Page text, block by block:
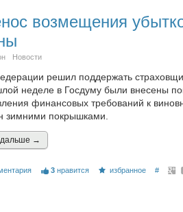
возмещения
Новости
решил поддержать
неделе в Госдуму были внесены
финансовых требований к
зимними покрышками.
дальшe →
3 нравится избранное #